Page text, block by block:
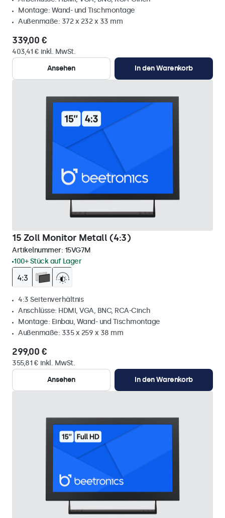
Montage: Wand- und Tischmontage
Außenmaße: 372 x 232 x 33 mm
339,00 €
403,41 € inkl. MwSt.
Ansehen
In den Warenkorb
15 Zoll Monitor Metall (4:3)
Artikelnummer: 15VG7M
100+ Stück auf Lager
4:3 Seitenverhältnis
Anschlüsse: HDMI, VGA, BNC, RCA-Cinch
Montage: Einbau, Wand- und Tischmontage
Außenmaße: 335 x 259 x 38 mm
299,00 €
355,81 € inkl. MwSt.
Ansehen
In den Warenkorb